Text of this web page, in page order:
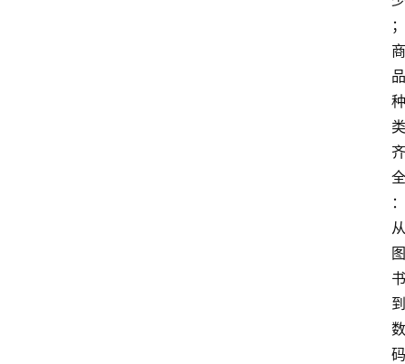
；
商
品
种
类
齐
全
：
从
图
书
到
数
码